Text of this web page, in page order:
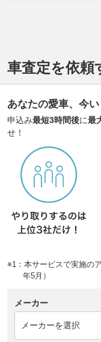
車査定を依頼
あなたの愛車、今い
申込み最短3時間後に最
せ！
※1：本サービスで実施の
年5月）
メーカー